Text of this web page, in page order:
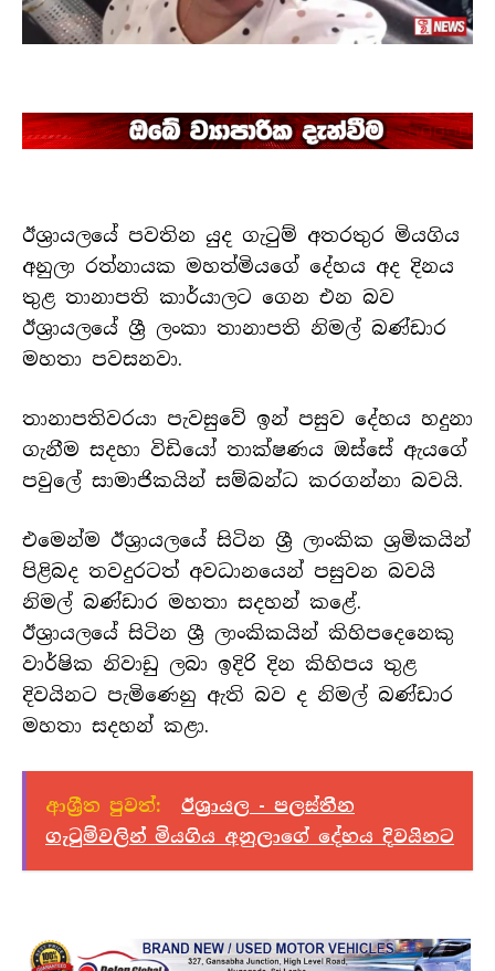
ඊශ්‍රායලයේ පවතින යුද ගැටුම් අතරතුර මියගිය
අනුලා රත්නායක මහත්මියගේ දේහය අද දිනය
තුළ තානාපති කාර්යාලට ගෙන එන බව
ඊශ්‍රායලයේ ශ්‍රී ලංකා තානාපති නිමල් බණ්ඩාර
මහතා පවසනවා.
තානාපතිවරයා පැවසුවේ ඉන් පසුව දේහය හදුනා
ගැනීම සදහා විඩියෝ තාක්ෂණය ඔස්සේ ඇයගේ
පවුලේ සාමාජිකයින් සම්බන්ධ කරගන්නා බවයි.
එමෙන්ම ඊශ්‍රායලයේ සිටින ශ්‍රී ලාංකික ශ්‍රමිකයින්
පිළිබද තවදුරටත් අවධානයෙන් පසුවන බවයි
නිමල් බණ්ඩාර මහතා සදහන් කළේ.
ඊශ්‍රායලයේ සිටින ශ්‍රී ලාංකිකයින් කිහිපදෙනෙකු
වාර්ෂික නිවාඩු ලබා ඉදිරි දින කිහිපය තුළ
දිවයිනට පැමිණෙනු ඇති බව ද නිමල් බණ්ඩාර
මහතා සදහන් කළා.
ආශ්‍රීත පුවත්:
ඊශ්‍රායල - පලස්තීන
ගැටුම්වලින් මියගිය අනුලාගේ දේහය දිවයිනට